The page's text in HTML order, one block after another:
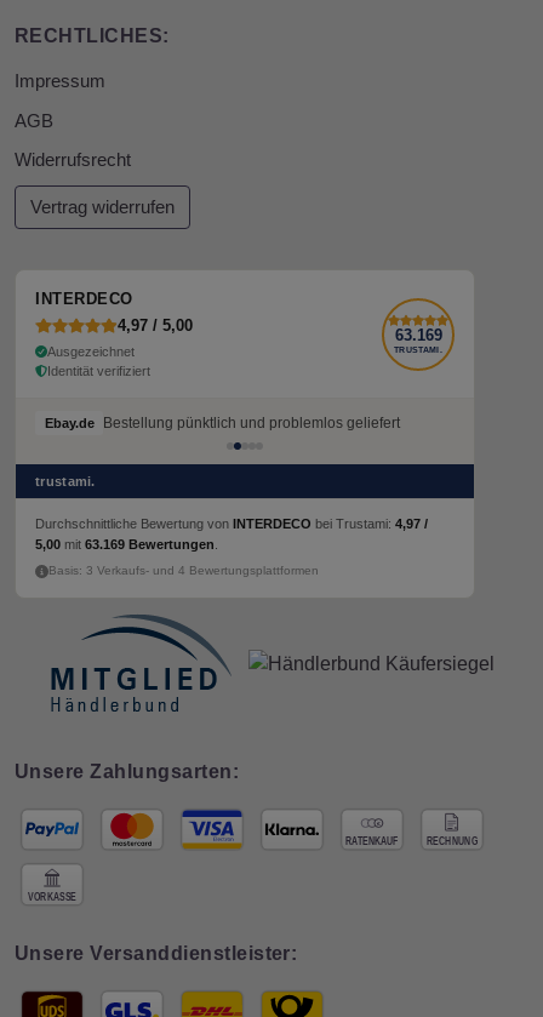
RECHTLICHES:
Impressum
AGB
Widerrufsrecht
Vertrag widerrufen
INTERDECO
4,97 / 5,00
Ausgezeichnet
Identität verifiziert
63.169
TRUSTAMI.
Ebay.de Bestellung pünktlich und problemlos geliefert
trustami.
Durchschnittliche Bewertung von INTERDECO bei Trustami: 4,97 /
5,00 mit 63.169 Bewertungen
Basis: 3 Verkaufs- und 4 Bewertungsplattformen
Unsere Zahlungsarten:
Unsere Versanddienstleister: